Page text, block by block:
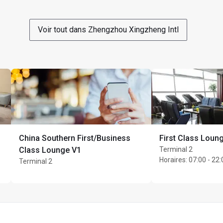
Voir tout dans Zhengzhou Xingzheng Intl
China Southern First/Business
Class Lounge V1
Terminal 2
First Class
Terminal 2
Horaires: 07:00 -